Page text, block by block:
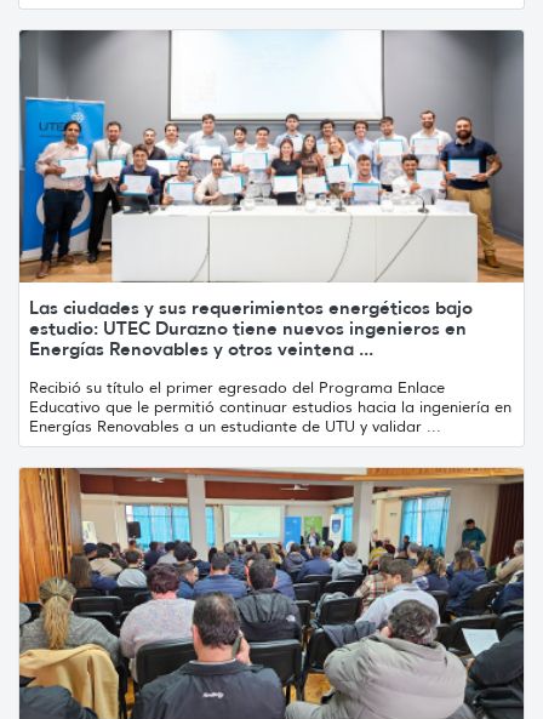
Las ciudades y sus requerimientos energéticos bajo
estudio: UTEC Durazno tiene nuevos ingenieros en
Energías Renovables y otros veintena ...
Recibió su título el primer egresado del Programa Enlace
Educativo que le permitió continuar estudios hacia la ingeniería en
Energías Renovables a un estudiante de UTU y validar ...